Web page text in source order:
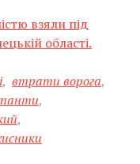
взяли під
області.
, втрати ворога,
,
,